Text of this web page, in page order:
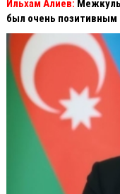
Ильхам Алиев:
был очень позитивным